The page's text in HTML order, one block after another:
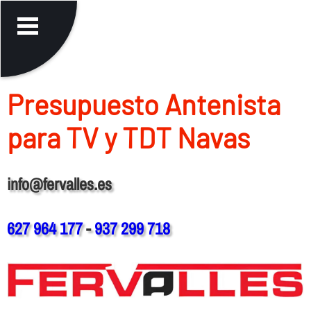
Presupuesto Antenista
para TV y TDT Navas
info@fervalles.es
627 964 177-937 299 718